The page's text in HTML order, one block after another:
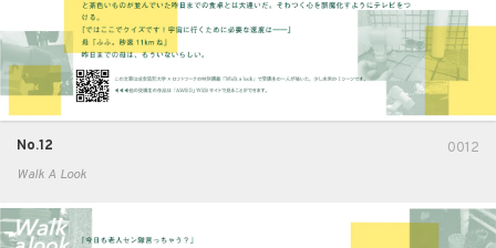
0012
No.12
Walk A Look